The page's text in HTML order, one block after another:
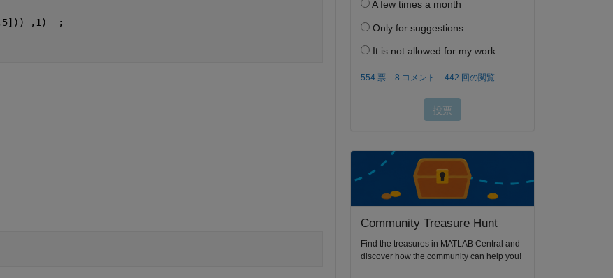
,1)  ;
Community Treasure Hunt
Find the treasures in MATLAB Central and
discover how the community can help you!